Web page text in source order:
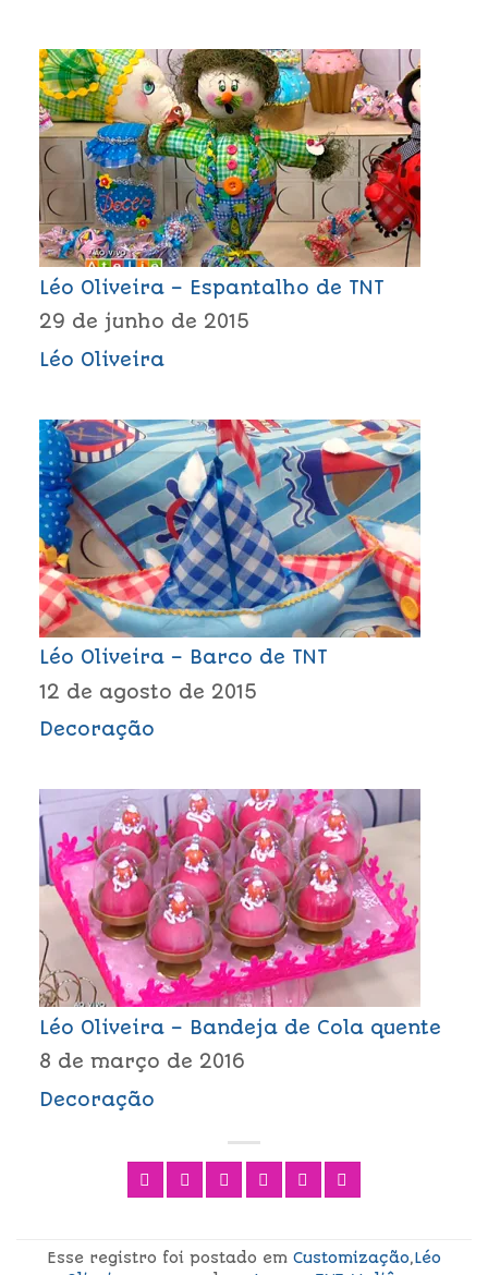
Léo Oliveira – Espantalho de TNT
29 de junho de 2015
Léo Oliveira
Léo Oliveira – Barco de TNT
12 de agosto de 2015
Decoração
Léo Oliveira – Bandeja de Cola quente
8 de março de 2016
Decoração
Esse registro foi postado em Customização,Léo